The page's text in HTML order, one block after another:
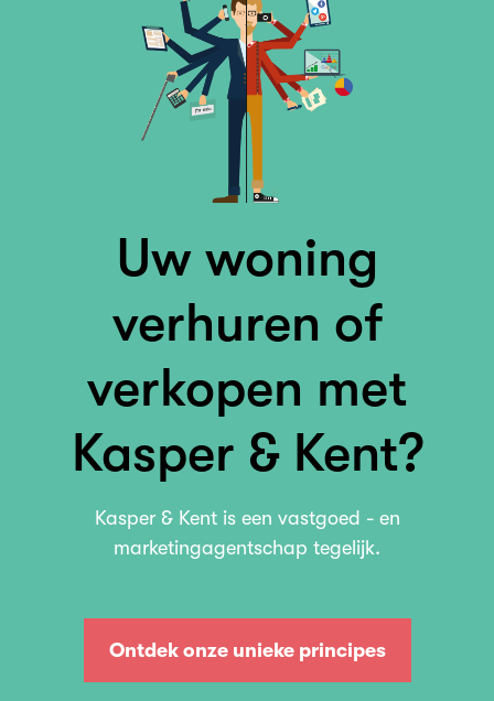
Uw woning
verhuren of
verkopen met
Kasper & Kent?
Kasper & Kent is een vastgoed - en
marketingagentschap tegelijk.
Ontdek onze unieke principes